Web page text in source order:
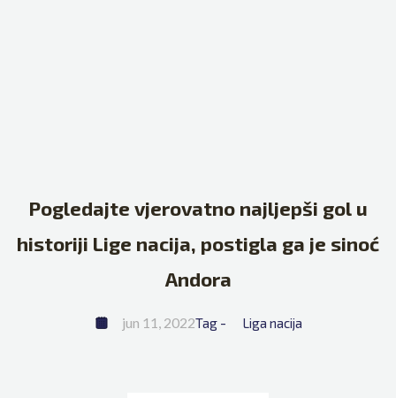
Pogledajte vjerovatno najljepši gol u
historiji Lige nacija, postigla ga je sinoć
Andora
jun 11, 2022Tag - Liga nacija